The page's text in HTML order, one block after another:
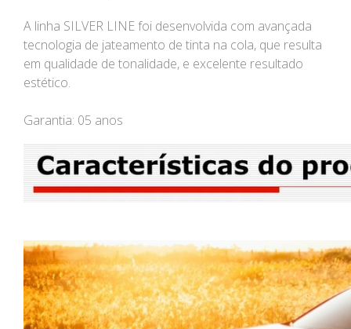
A linha SILVER LINE foi desenvolvida com avançada
tecnologia de jateamento de tinta na cola, que resulta
em qualidade de tonalidade, e excelente resultado
estético.
Garantia: 05 anos